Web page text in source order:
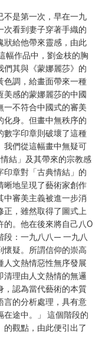
不是第一次，早在一九
次看到妻子穿著手織的
狀給他帶來靈感，由此
幅作品中，劉金枝的胸
們其與《蒙娜麗莎》的
色調，給畫面帶來一種
感的蒙娜麗莎的中國
一不符合中國式的審美
化身。但畫中無秩序的
數字印章則破壞了這種
我們從這幅畫中無疑可
結」及其帶來的宗教感
印章對「古典情結」的
晰地呈現了藝術家創作
中審美主義被進一步消
正，雖然取得了圖式上
的。他在後來將自己八O
段：一九八八— 一九八
懷疑。所謂信仰的崇高
人文熱情惡性無序發展
清理由人文熱情的無邏
，認為當代藝術的本質
言的分析處理，具有意
途中。」 這個階段的
觀點，由此便引出了